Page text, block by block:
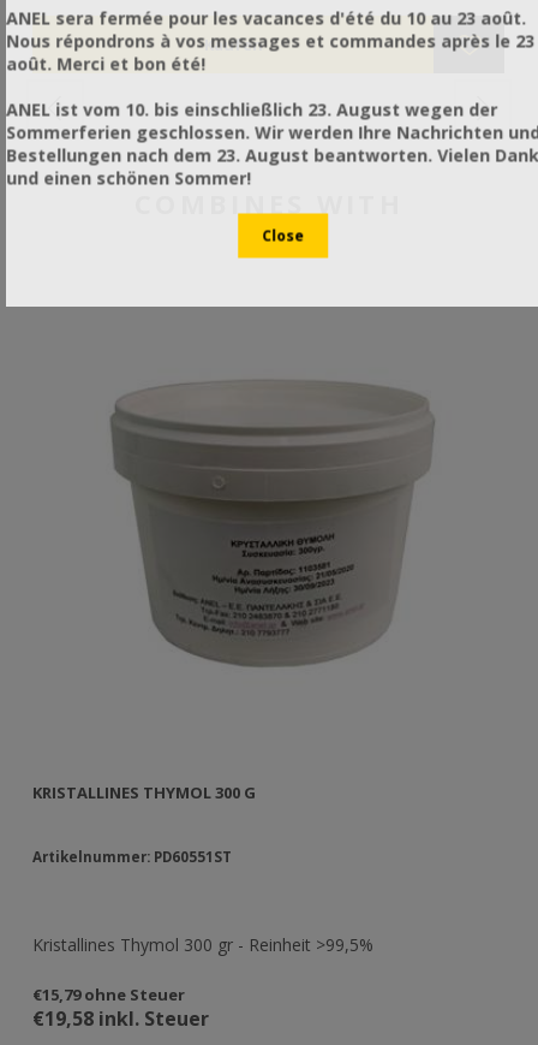
COMBINES WITH
KRISTALLINES THYMOL 300 G
Artikelnummer: PD60551ST
Kristallines Thymol 300 gr - Reinheit >99,5%
€15,79 ohne Steuer
€19,58 inkl. Steuer
ANEL sera fermée pour les vacances d'été du 10 au 23 août.
Nous répondrons à vos messages et commandes après le 23
août. Merci et bon été!
ANEL ist vom 10. bis einschließlich 23. August wegen der
Sommerferien geschlossen. Wir werden Ihre Nachrichten
Bestellungen nach dem 23. August beantworten. Vielen Dank
und einen schönen Sommer!